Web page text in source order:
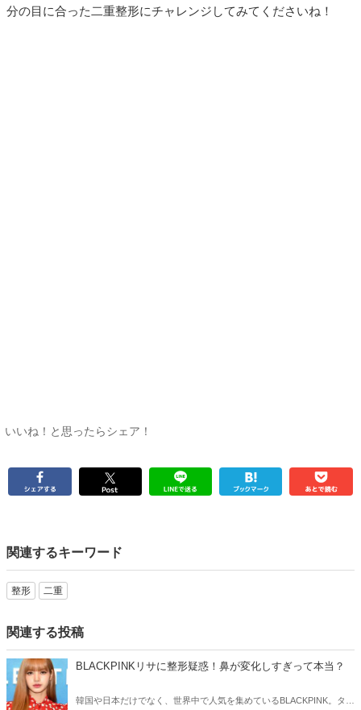
分の目に合った二重整形にチャレンジしてみてくださいね！
いいね！と思ったらシェア！
関連するキーワード
整形 二重
関連する投稿
BLACKPINKリサに整形疑惑！鼻が変化しすぎって本当？
韓国や日本だけでなく、世界中で人気を集めているBLACKPINK。タイ